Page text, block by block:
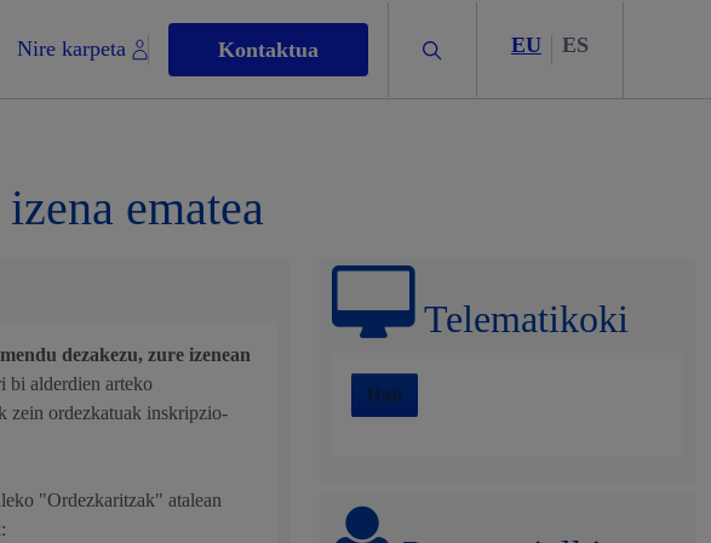
Nire karpeta Kontaktua Bilatu EU ES
ematea
Telematikoki
Hasi
dezakezu, zure izenean
bi alderdien arteko
zein ordezkatuak inskripzio-
"Ordezkaritzak" atalean